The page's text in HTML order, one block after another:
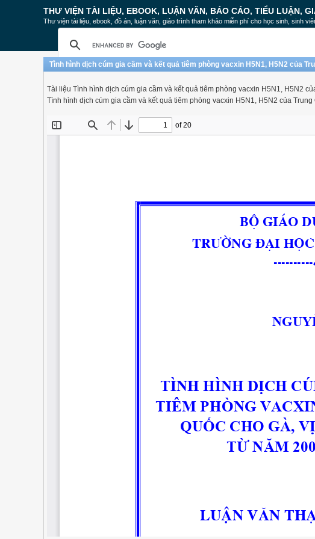
THƯ VIỆN TÀI LIỆU, EBOOK, LUẬN VĂN, BÁO CÁO, TIỂU LUẬN,
Thư viện tài liệu, ebook, đồ án, luận văn, giáo trình tham khảo miễn phí cho học sinh, sinh
Tình hình dịch cúm gia cầm và kết quả tiêm phòng vacxin H5N1, H5N2 của
Tài liệu Tình hình dịch cúm gia cầm và kết quả tiêm phòng vacxin H5N1, H5N2
Tình hình dịch cúm gia cầm và kết quả tiêm phòng vacxin H5N1, H5N2 của